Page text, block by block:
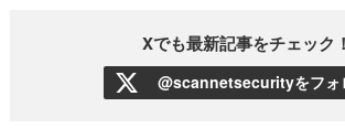
Xでも最新記事をチェック！
@scannetsecurityをフォ